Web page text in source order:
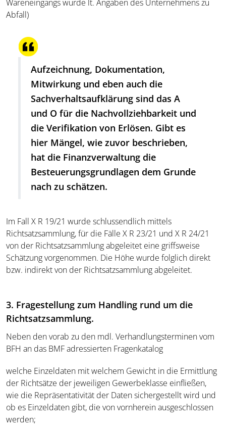
Wareneingangs wurde lt. Angaben des Unternehmens zu
Abfall)
Aufzeichnung, Dokumentation,
Mitwirkung und eben auch die
Sachverhaltsaufklärung sind das A
und O für die Nachvollziehbarkeit und
die Verifikation von Erlösen. Gibt es
hier Mängel, wie zuvor beschrieben,
hat die Finanzverwaltung die
Besteuerungsgrundlagen dem Grunde
nach zu schätzen.
Im Fall X R 19/21 wurde schlussendlich mittels
Richtsatzsammlung, für die Fälle X R 23/21 und X R 24/21
von der Richtsatzsammlung abgeleitet eine griffsweise
Schätzung vorgenommen. Die Höhe wurde folglich direkt
bzw. indirekt von der Richtsatzsammlung abgeleitet.
3. Fragestellung zum Handling rund um die
Richtsatzsammlung.
Neben den vorab zu den mdl. Verhandlungsterminen vom
BFH an das BMF adressierten Fragenkatalog
welche Einzeldaten mit welchem Gewicht in die Ermittlung
der Richtsätze der jeweiligen Gewerbeklasse einfließen,
wie die Repräsentativität der Daten sichergestellt wird und
ob es Einzeldaten gibt, die von vornherein ausgeschlossen
werden;